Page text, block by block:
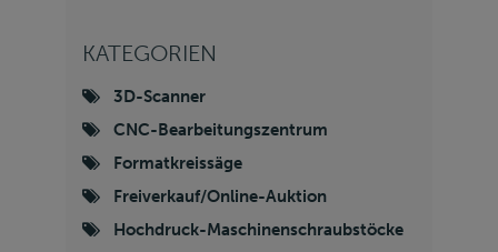
KATEGORIEN
3D-Scanner
CNC-Bearbeitungszentrum
Formatkreissäge
Freiverkauf/Online-Auktion
Hochdruck-Maschinenschraubstöcke